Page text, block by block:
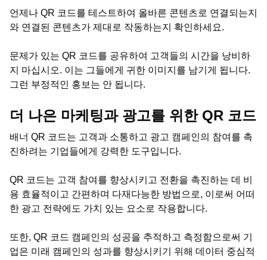
언제나 QR 코드를 테스트하여 올바른 콘텐츠로 연결되는지
와 연결된 콘텐츠가 제대로 작동하는지 확인하세요.
문제가 있는 QR 코드를 공유하여 고객들의 시간을 낭비하
지 마십시오. 이는 그들에게 귀한 이미지를 남기게 됩니다.
그런 부정적인 홍보는 안 됩니다.
더 나은 마케팅과 광고를 위한 QR 코드
배너 QR 코드는 고객과 소통하고 광고 캠페인의 참여를 촉
진하려는 기업들에게 강력한 도구입니다.
QR 코드는 고객 참여를 향상시키고 전환을 촉진하는 데 비
용 효율적이고 간편하며 다재다능한 방법으로, 이로써 어떠
한 광고 전략에도 가치 있는 요소로 작용합니다.
또한, QR 코드 캠페인의 성공을 추적하고 측정함으로써 기
업은 미래 캠페인의 성과를 향상시키기 위해 데이터 중심적